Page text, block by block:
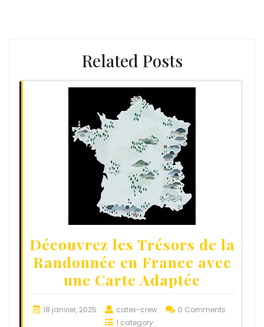
Related Posts
Découvrez les Trésors de la
Randonnée en France avec
une Carte Adaptée
18 janvier, 2025 catex-crew
0 Comments
1 category